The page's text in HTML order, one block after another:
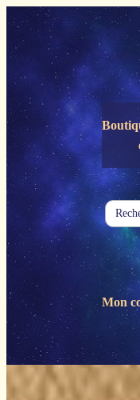
Panneau de gestion des
de
produits
Mon